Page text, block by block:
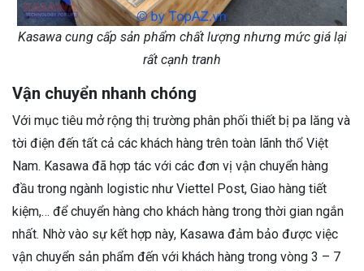
Kasawa cung cấp sản phẩm chất lượng nhưng mức giá lại
rất cạnh tranh
Vận chuyển nhanh chóng
Với mục tiêu mở rộng thị trường phân phối thiết bị pa lăng và
tời điện đến tất cả các khách hàng trên toàn lãnh thổ Việt
Nam. Kasawa đã hợp tác với các đơn vị vận chuyển hàng
đầu trong ngành logistic như Viettel Post, Giao hàng tiết
kiệm,… để chuyển hàng cho khách hàng trong thời gian ngắn
nhất. Nhờ vào sự kết hợp này, Kasawa đảm bảo được việc
vận chuyển sản phẩm đến với khách hàng trong vòng 3 – 7